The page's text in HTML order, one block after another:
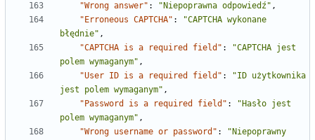
"Wrong answer" : "Niepoprawna odpowiedź" ,
"Erroneous CAPTCHA" :
"CAPTCHA wykonane
błędnie" ,
"CAPTCHA is a required field" :
"CAPTCHA jest
polem wymaganym" ,
"User ID is a required field" :
"ID użytkownika
jest polem wymaganym" ,
"Password is a required field" :
"Hasło jest
polem wymaganym" ,
"Wrong username or password" :
"Niepoprawny